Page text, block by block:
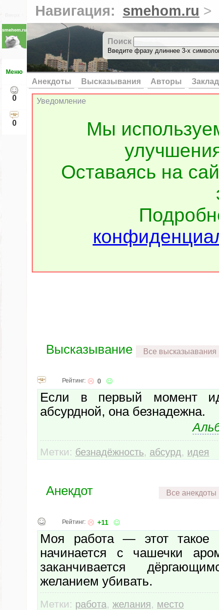
Меню
0
0
Навигация: smehom.ru >
Поиск
Введите фразу длиннее 3-х
Анекдоты Высказывания Авторы
Уведомление
Мы
Оставаясь на
Высказывание Все высказыавания
Рейтинг: 0
Если в первый момент
абсурдной, она безнадежна.
Метки: безнадёжность, абсурд, идея
Анекдот Все анекдоты
Рейтинг: +11
Моя работа — этот такое
начинается с чашечки
заканчивается
желанием убивать.
Метки: работа, желания, место